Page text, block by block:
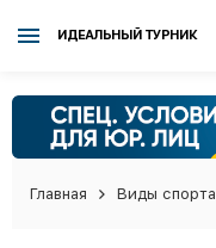
ИДЕАЛЬНЫЙ ТУРНИК
Главная Виды спорта